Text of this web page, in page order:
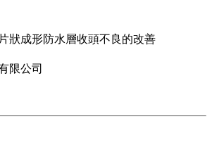
狀成形防水層收頭不良的改善
限公司